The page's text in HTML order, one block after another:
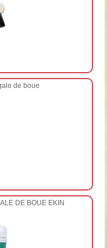
de boue
DE BOUE EKIN